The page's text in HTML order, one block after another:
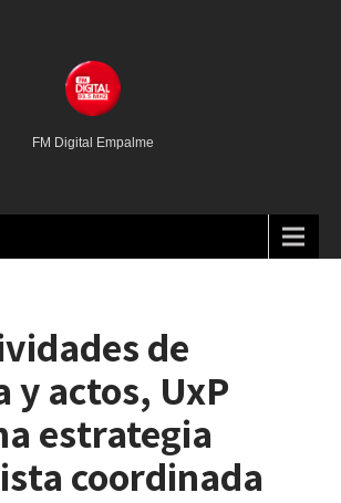
FM Digital Empalme
de
y actos, UxP
estrategia
coordinada